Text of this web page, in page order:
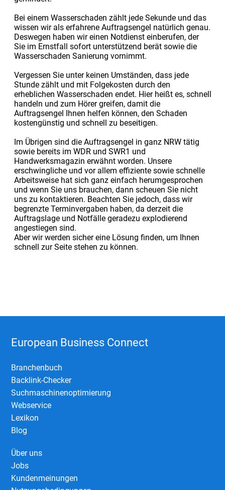
Bei einem Wasserschaden zählt jede Sekunde und das
wissen wir als erfahrene Auftragsengel natürlich genau.
Deswegen haben wir einen Notdienst einberufen, der
Sie im Ernstfall sofort unterstützend berät sowie die
Wasserschaden Sanierung vornimmt.
Vergessen Sie unter keinen Umständen, dass jede
Stunde zählt und mit Folgekosten durch den
erheblichen Wasserschaden endet. Hier heißt es, schnell
handeln und zum Hörer greifen, damit die
Auftragsengel Ihnen helfen können, den Schaden
kostengünstig und schnell zu beseitigen.
Im Übrigen sind die Auftragsengel in ganz NRW tätig
sowie bereits im WDR und SWR1 und
Handwerksmagazin erwähnt worden. Unsere
erschwingliche und vor allem effiziente sowie schnelle
Arbeitsweise hat sich ganz einfach herumgesprochen
und wenn Sie uns brauchen, dann scheuen Sie nicht
uns zu kontaktieren. Beachten Sie jedoch, dass wir
begrenzte Terminvergaben haben, da derzeit die
Auftragslage und Notfälle geradezu explodierend
angestiegen sind.
Aber wir werden sicher eine Lösung finden, um Ihnen
schnell zur Seite stehen zu können.
European Business Connect
Branchenbuch
Backlink-Checker
Suchmaschinenoptimierung
Webservice
Lexikon
Blog
Über uns
Jobs
Kundenmeinungen